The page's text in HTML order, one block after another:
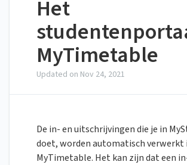
Het
MyTimetable
Updated on Nov 24, 2021
De in- en uitschrijvingen die je in
doet, worden automatisch verwerkt
MyTimetable. Het kan zijn dat een